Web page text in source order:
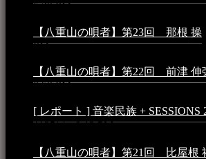
5:29 PM
【八重山の唄者】第23回 那根 操
PM
【八重山の唄者】第22回 前津 伸
7:50 PM
[ レポート ] 音楽民族 + SESSIONS
月25日 - 9:13 PM
【八重山の唄者】第21回 比屋根